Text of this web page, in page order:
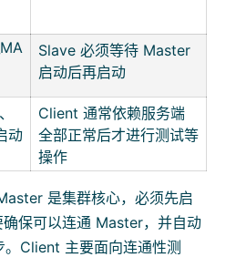
Slave 必须等待 Master
启动后再启动
动
Client 通常依赖服务端
全部正常后才进行测试等
操作
是集群核心，必须先启
保可以连通 Master，并自动
。Client 主要面向连通性测